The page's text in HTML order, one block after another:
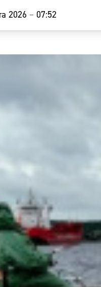
2026 – 07:52
Наши гости
Погода
Курсы валют